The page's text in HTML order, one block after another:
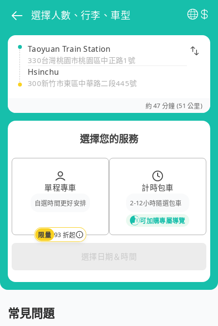
選擇人數、行李、車型
Taoyuan Train Station
330台灣桃園市桃園區中正路1號
Hsinchu
300新竹市東區中華路二段445號
約 47 分鐘 (51 公里)
選擇您的服務
限量 93 折起
單程專車
自選時間更好安排
計時包車
2-12小時隨選包車
可加購專屬導覽
選擇日期＆時間
常見問題